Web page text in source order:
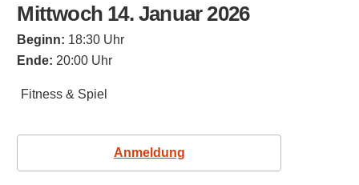
Mittwoch 14. Januar 2026
Beginn: 18:30 Uhr
Ende:20:00 Uhr
Fitness & Spiel
Anmeldung